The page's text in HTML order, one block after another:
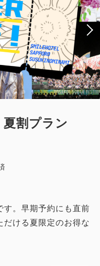
夏割プラン
す。早期予約にも直前
だける夏限定のお得な